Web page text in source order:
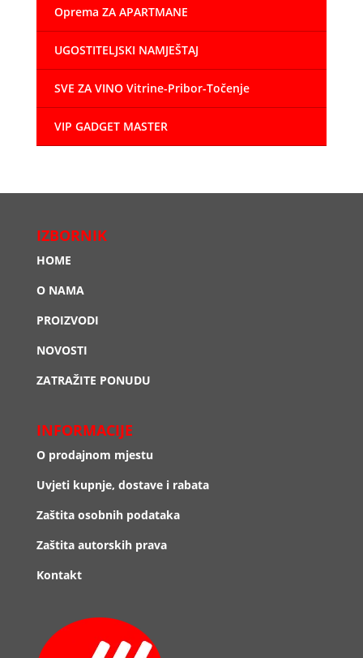
Oprema ZA APARTMANE
UGOSTITELJSKI NAMJEŠTAJ
SVE ZA VINO Vitrine-Pribor-Točenje
VIP GADGET MASTER
IZBORNIK
HOME
O NAMA
PROIZVODI
NOVOSTI
ZATRAŽITE PONUDU
INFORMACIJE
O prodajnom mjestu
Uvjeti kupnje, dostave i rabata
Zaštita osobnih podataka
Zaštita autorskih prava
Kontakt